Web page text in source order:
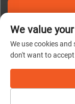
저작권 © 2025
We value
We use cookies
don't want to